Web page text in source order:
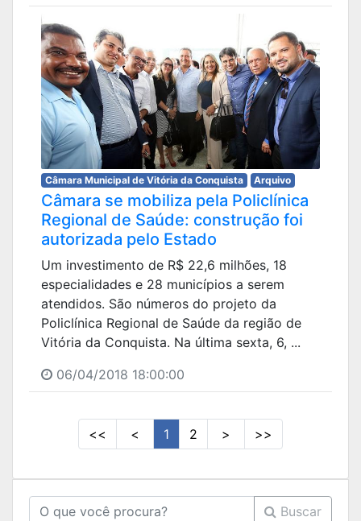
Câmara Municipal de Vitória da Conquista Arquivo
Câmara se mobiliza pela Policlínica
Regional de Saúde: construção foi
autorizada pelo Estado
Um investimento de R$ 22,6 milhões, 18
especialidades e 28 municípios a serem
atendidos. São números do projeto da
Policlínica Regional de Saúde da região de
Vitória da Conquista. Na última sexta, 6, ...
06/04/2018 18:00:00
<< < 1 2 > >>
Buscar